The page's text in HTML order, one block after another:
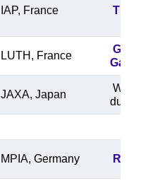
IAP, France The
LUTH, France
JAXA, Japan
WR
dust in
MPIA, Germany